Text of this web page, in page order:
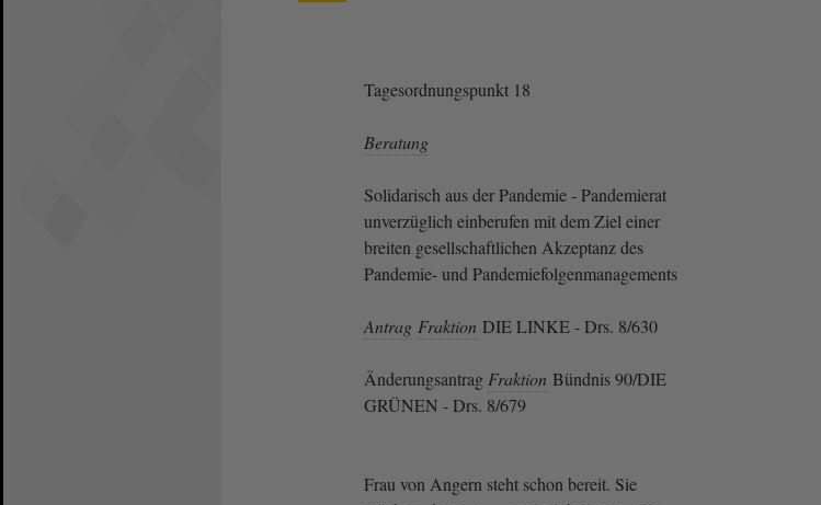
Tagesordnungspunkt 18
Beratung
Solidarisch aus der Pandemie - Pandemierat
unverzüglich einberufen mit dem Ziel einer
breiten gesellschaftlichen Akzeptanz des
Pandemie- und Pandemiefolgenmanagements
Antrag Fraktion DIE LINKE - Drs. 8/630
Änderungsantrag Fraktion Bündnis 90/DIE
GRÜNEN - Drs. 8/679
Frau von Angern steht schon bereit. Sie